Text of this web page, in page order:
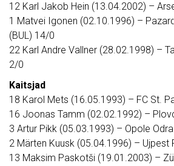
12 Karl Jakob Hein (13.04.2002) –
1 Matvei Igonen (02.10.1996) –
(BUL) 14/0
22 Karl Andre Vallner (28.02.1998) –
2/0
Kaitsjad
18 Karol Mets (16.05.1993) – FC St.
16 Joonas Tamm (02.02.1992) –
3 Artur Pikk (05.03.1993) – Opole
2 Märten Kuusk (05.04.1996) – Ujpest
13 Maksim Paskotši (19.01.2003) –